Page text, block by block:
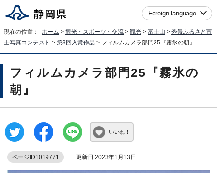
Foreign language
現在の位置： ホーム > 観光・スポーツ・交流 > 観光 > 富士山 > 秀景ふるさと富
士写真コンテスト > 第3回入賞作品 > フィルムカメラ部門25『霧氷の朝』
フィルムカメラ部門25『霧氷の
朝』
いいね！
ページID1019771 更新日 2023年1月13日